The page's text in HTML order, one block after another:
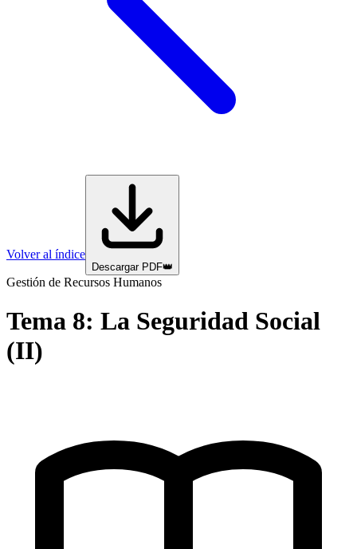
Volver al índice
Descargar PDF👑
Gestión de Recursos Humanos
Tema 8: La Seguridad Social
(II)